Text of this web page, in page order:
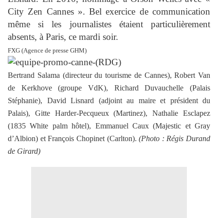
City Zen Cannes ». Bel exercice de communication
même si les journalistes étaient particulièrement
absents, à Paris, ce mardi soir.
FXG (Agence de presse GHM)
Bertrand Salama (directeur du tourisme de Cannes), Robert Van
de Kerkhove (groupe VdK), Richard Duvauchelle (Palais
Stéphanie), David Lisnard (adjoint au maire et président du
Palais), Gitte Harder-Pecqueux (Martinez), Nathalie Esclapez
(1835 White palm hôtel), Emmanuel Caux (Majestic et Gray
d’Albion) et François Chopinet (Carlton).(Photo : Régis Durand
de Girard)